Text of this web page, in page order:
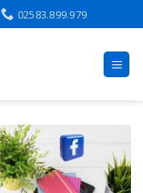
02583.899.979